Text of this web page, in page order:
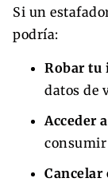
Si un
podría:
Robar tu
datos de
Acceder
Cancelar